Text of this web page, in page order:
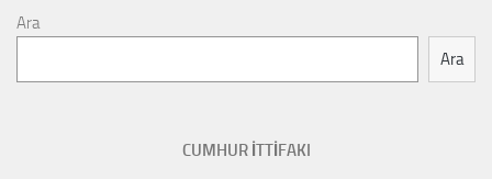
Ara
Ara
CUMHUR İTTİFAKI